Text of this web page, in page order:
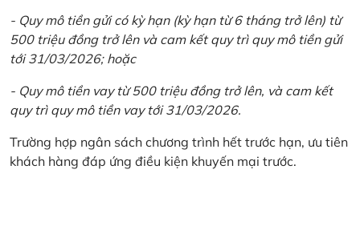
- Quy mô tiền gửi có kỳ hạn (kỳ hạn từ 6 tháng trở lên) từ
500 triệu đồng trở lên và cam kết quy trì quy mô tiền gửi
tới 31/03/2026; hoặc
- Quy mô tiền vay từ 500 triệu đồng trở lên, và cam kết
quy trì quy mô tiền vay tới 31/03/2026.
Trường hợp ngân sách chương trình hết trước hạn, ưu tiên
khách hàng đáp ứng điều kiện khuyến mại trước.